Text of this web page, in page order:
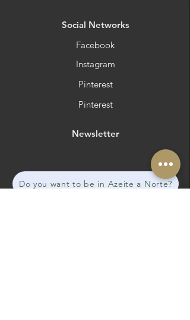
​Social Networks
Facebook
Instagram
Pinterest
Pinterest
Newsletter
Do you want to be in Azeite a Norte?